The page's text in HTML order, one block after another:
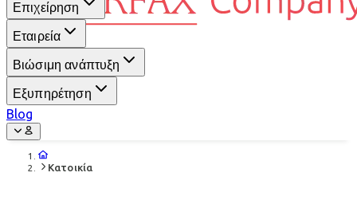
Επιχείρηση
Εταιρεία
Βιώσιμη ανάπτυξη
Εξυπηρέτηση
Blog
Κατοικία